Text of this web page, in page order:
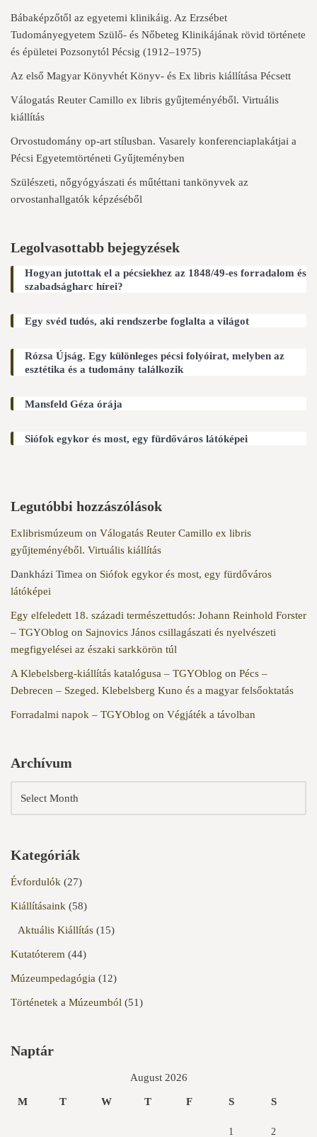
Bábaképzőtől az egyetemi klinikáig. Az Erzsébet
Tudományegyetem Szülő- és Nőbeteg Klinikájának rövid története
és épületei Pozsonytól Pécsig (1912–1975)
Az első Magyar Könyvhét Könyv- és Ex libris kiállítása Pécsett
Válogatás Reuter Camillo ex libris gyűjteményéből. Virtuális
kiállítás
Orvostudomány op-art stílusban. Vasarely konferenciaplakátjai a
Pécsi Egyetemtörténeti Gyűjteményben
Szülészeti, nőgyógyászati és műtéttani tankönyvek az
orvostanhallgatók képzéséből
Legolvasottabb bejegyzések
Hogyan jutottak el a pécsiekhez az 1848/49-es forradalom és
szabadságharc hírei?
Egy svéd tudós, aki rendszerbe foglalta a világot
Rózsa Újság. Egy különleges pécsi folyóirat, melyben az
esztétika és a tudomány találkozik
Mansfeld Géza órája
Siófok egykor és most, egy fürdőváros látóképei
Legutóbbi hozzászólások
Exlibrismúzeum on Válogatás Reuter Camillo ex libris
gyűjteményéből. Virtuális kiállítás
Dankházi Timea on Siófok egykor és most, egy fürdőváros
látóképei
Egy elfeledett 18. századi természettudós: Johann Reinhold Forster
– TGYOblog on Sajnovics János csillagászati és nyelvészeti
megfigyelései az északi sarkkörön túl
A Klebelsberg-kiállítás katalógusa – TGYOblog on Pécs –
Debrecen – Szeged. Klebelsberg Kuno és a magyar felsőoktatás
Forradalmi napok – TGYOblog on Végjáték a távolban
Archívum
Kategóriák
Évfordulók (27)
Kiállításaink (58)
Aktuális Kiállítás (15)
Kutatóterem (44)
Múzeumpedagógia (12)
Történetek a Múzeumból (51)
Naptár
August 2026
M T W T F S S
1 2